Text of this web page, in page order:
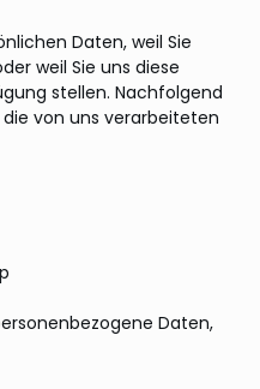
Daten, weil Sie
weil Sie uns diese
stellen. Nachfolgend
von uns verarbeiteten
Daten,